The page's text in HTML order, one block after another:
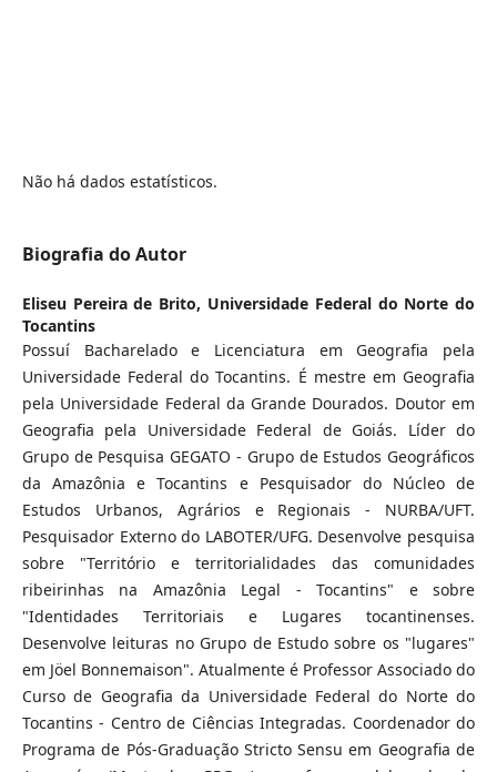
Não há dados estatísticos.
Biografia do Autor
Eliseu Pereira de Brito, Universidade Federal do Norte do
Tocantins
Possuí Bacharelado e Licenciatura em Geografia pela
Universidade Federal do Tocantins. É mestre em Geografia
pela Universidade Federal da Grande Dourados. Doutor em
Geografia pela Universidade Federal de Goiás. Líder do
Grupo de Pesquisa GEGATO - Grupo de Estudos Geográficos
da Amazônia e Tocantins e Pesquisador do Núcleo de
Estudos Urbanos, Agrários e Regionais - NURBA/UFT.
Pesquisador Externo do LABOTER/UFG. Desenvolve pesquisa
sobre "Território e territorialidades das comunidades
ribeirinhas na Amazônia Legal - Tocantins" e sobre
"Identidades Territoriais e Lugares tocantinenses.
Desenvolve leituras no Grupo de Estudo sobre os "lugares"
em Jöel Bonnemaison". Atualmente é Professor Associado do
Curso de Geografia da Universidade Federal do Norte do
Tocantins - Centro de Ciências Integradas. Coordenador do
Programa de Pós-Graduação Stricto Sensu em Geografia de